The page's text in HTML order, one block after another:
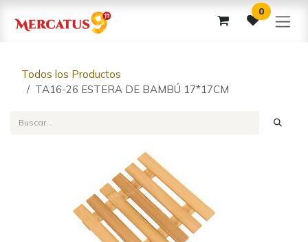
0
Todos los Productos
TA16-26 ESTERA DE BAMBÚ 17*17CM